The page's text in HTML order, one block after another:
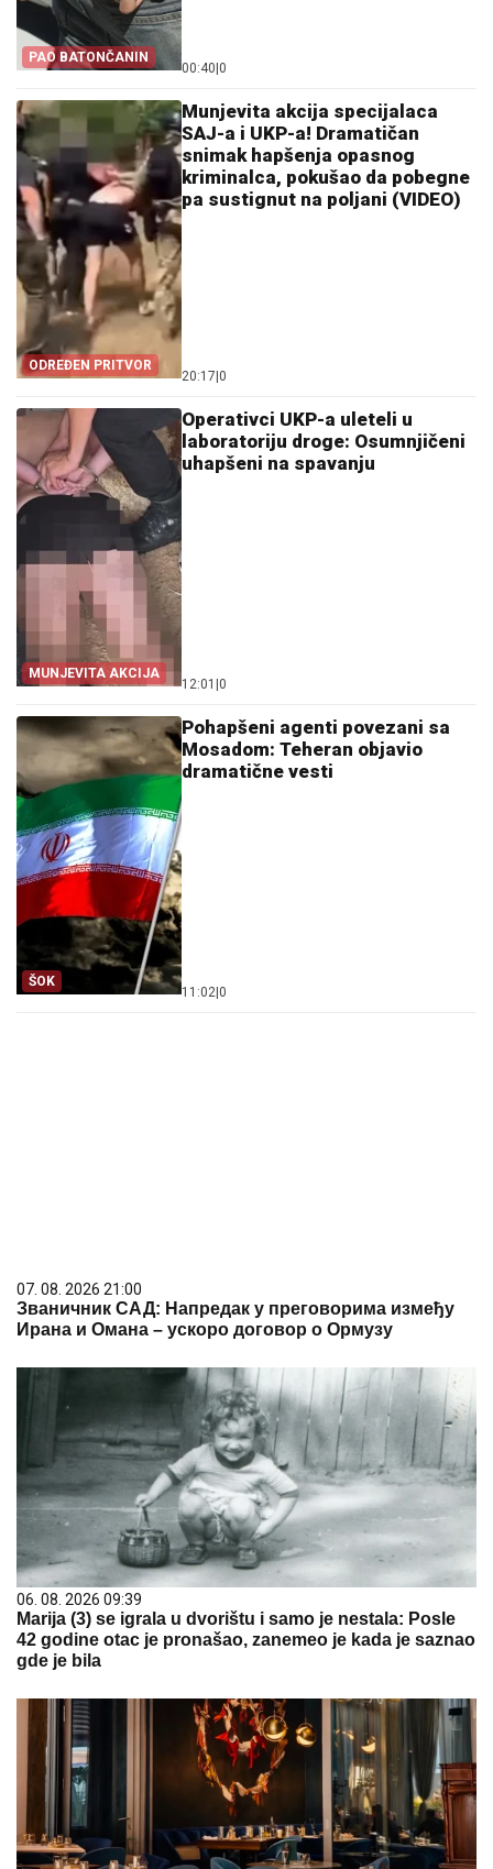
PAO BATONČANIN
00:40|0
ODREĐEN PRITVOR
Munjevita akcija specijalaca
SAJ-a i UKP-a! Dramatičan
snimak hapšenja opasnog
kriminalca, pokušao da pobegne
pa sustignut na poljani (VIDEO)
20:17|0
MUNJEVITA AKCIJA
Operativci UKP-a uleteli u
laboratoriju droge: Osumnjičeni
uhapšeni na spavanju
12:01 |0
ŠOK
Pohapšeni agenti povezani sa
Mosadom: Teheran objavio
dramatične vesti
11:02|0
07. 08. 2026 21:00
Званичник САД: Напредак у преговорима између
Ирана и Омана – ускоро договор о Ормузу
06. 08. 2026 09:39
Marija (3) se igrala u dvorištu i samo je nestala: Posle
42 godine otac je pronašao, zanemeo je kada je saznao
gde je bila